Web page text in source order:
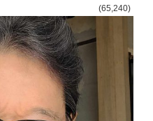
(65,240)